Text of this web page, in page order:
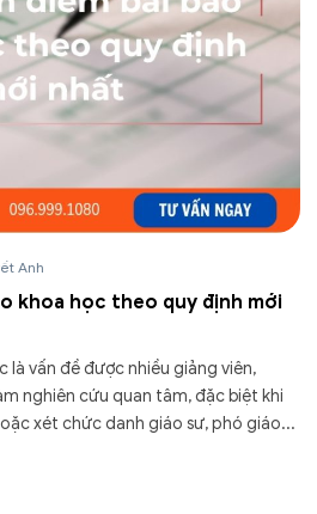
Anh
khoa học theo quy định mới
là vấn đề được nhiều giảng viên,
nghiên cứu quan tâm, đặc biệt khi
xét chức danh giáo sư, phó giáo...